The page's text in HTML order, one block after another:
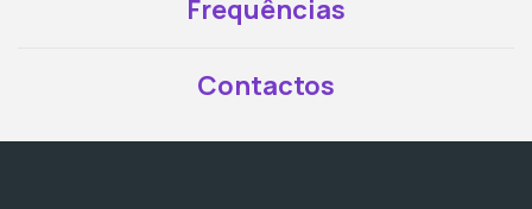
Frequências
Contactos